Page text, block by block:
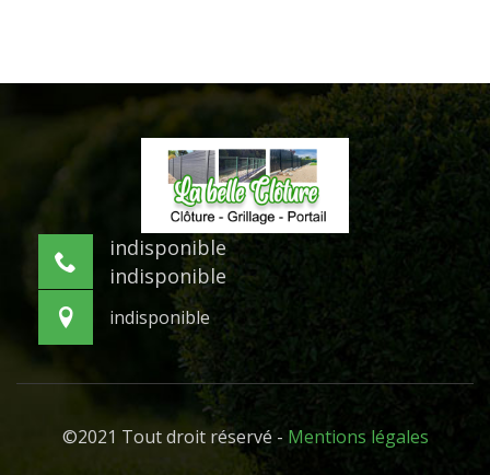
indisponible
indisponible
indisponible
©2021 Tout droit réservé - Mentions légales